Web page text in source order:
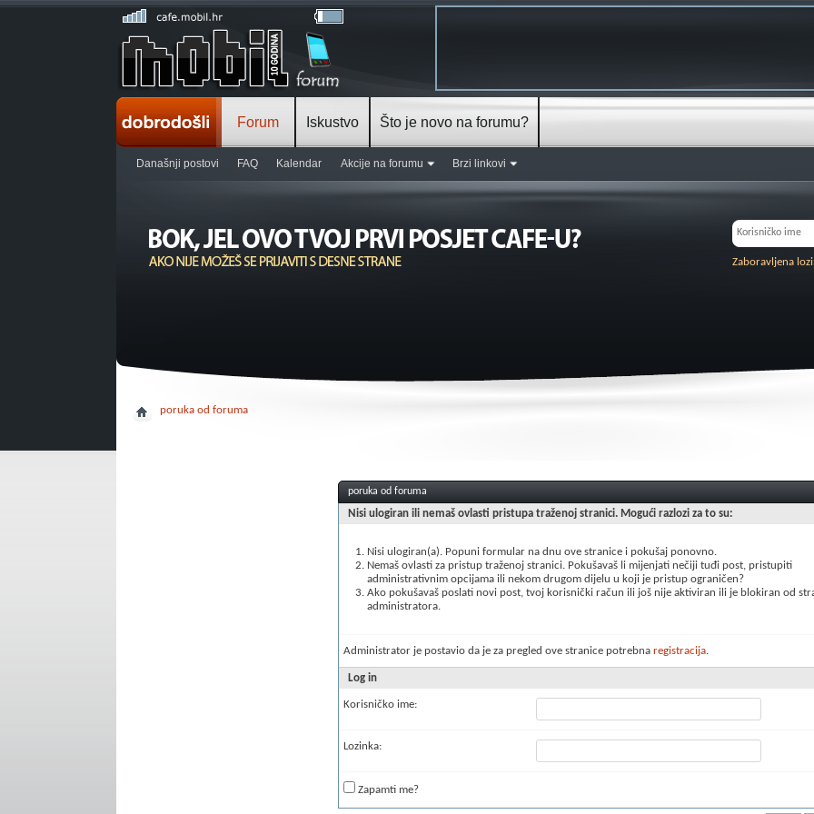
Forum
Današnji postovi FAQ Kalendar Akcije na forumu Brzi linkovi
Iskustvo Što je novo na forumu?
Zaboravljena
poruka od foruma
poruka od foruma
Nisi ulogiran ili nemaš ovlasti pristupa traženoj stranici. Mogući razlozi za to su:
Nisi ulogiran(a). Popuni formular na dnu ove stranice i pokušaj ponovno.
Nemaš ovlasti za pristup traženoj stranici. Pokušavaš li mijenjati nečiji tuđi post, pristupiti
administrativnim opcijama ili nekom drugom dijelu u koji je pristup ograničen?
Ako pokušavaš poslati novi post, tvoj korisnički račun ili još nije aktiviran ili je blokiran od
administratora.
Administrator je postavio da je za pregled ove stranice potrebna registracija.
Log in
Korisničko ime:
Lozinka:
Zapamti me?